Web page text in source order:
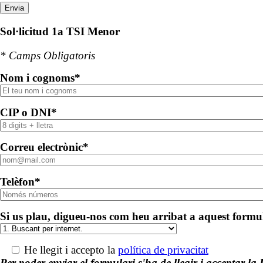
Sol·licitud 1a TSI Menor
* Camps Obligatoris
Nom i cognoms*
CIP o DNI*
Correu electrònic*
Telèfon*
Si us plau, digueu-nos com heu arribat a aquest
He llegit i accepto la política de privacitat